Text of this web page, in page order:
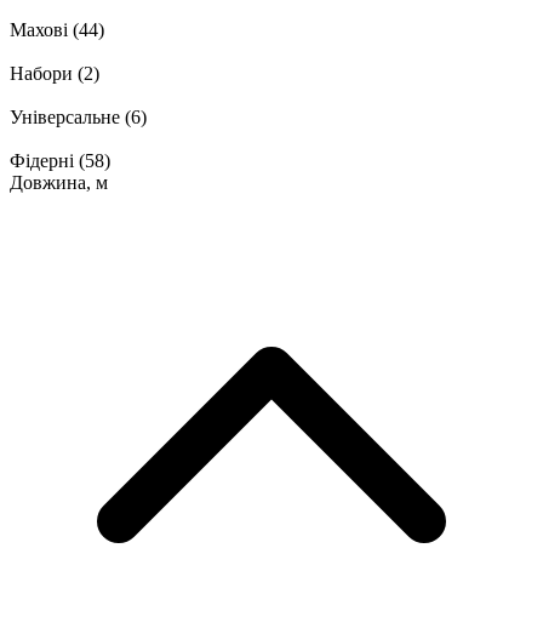
Махові (44)
Набори (2)
Універсальне (6)
Фідерні (58)
Довжина, м